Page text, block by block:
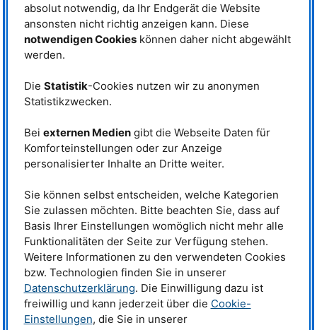
Komplexe Dynamiken erschweren die Erforschung
Superionische Verbindungen, wie das Ag8SnSe6, haben sehr komplexe
Strukturen und damit verbunden sind Eigenschaften, die sich abhängig von
der Temperatur ändern. Die superionische Leitfähigkeit von
auf (ca. 82 °C). Darüber hinaus weist das Material eine sehr niedrige
thermische Leitfähigkeit auf, die wiederum interessant für
thermoelektrische Anwendungen sein könnte. Lange Zeit hat man
besteht. All diese zusammenhängenden Effekte sind experimentell nur
schwer voneinander zu entwirren und macht es Forschenden schwer, die
zugrundeliegenden strukturellen Mechanismen zu ergründen.
Die Gruppe um Professor Jie Ma hat das Ag~8~SnSe~6~ mit
Röntgenstrahlen und Neutronen untersucht. Mithilfe der Röntgenstrahlung
konnten sie einen Übergang zur superionischen Leitfähigkeit bei ca. 82 °C
anhand von Strukturänderungen feststellen. Die dynamischen Prozesse im
Kristall betreffen die Schwingungen der Atome im Kristallgitter um ihre
Ruheposition herum. Diese hat die Gruppe um Jie Ma mithilfe der
inelastischen Neutronenstreuung amTOFTOF am MLZund am
Spektrometer an der japanischen Spallationsneutronenquelle J-
genauer untersucht.
Die Messungen zeigen unharmonische Gitterschwingungen zwischen den
absolut notwendig, da Ihr Endgerät die Website
ansonsten nicht richtig anzeigen kann. Diese
notwendigen Cookieskönnen daher nicht abgewählt
werden.
Die Statistik-Cookies nutzen wir zu anonymen
Statistikzwecken.
Bei externen Mediengibt die Webseite Daten für
Komforteinstellungen oder zur Anzeige
personalisierter Inhalte an Dritte weiter.
Sie können selbst entscheiden, welche Kategorien
Sie zulassen möchten. Bitte beachten Sie, dass auf
Basis Ihrer Einstellungen womöglich nicht mehr alle
Funktionalitäten der Seite zur Verfügung stehen.
Weitere Informationen zu den verwendeten Cookies
bzw. Technologien finden Sie in unserer
Datenschutzerklärung. Die Einwilligung dazu ist
freiwillig und kann jederzeit über die Cookie-
Einstellungen, die Sie in unserer